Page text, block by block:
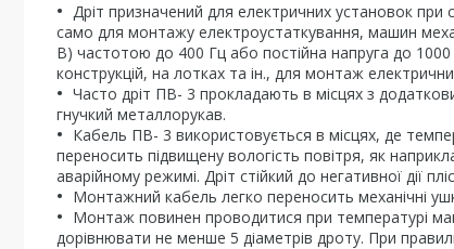
Дріт призначений для електричних установок при
само для монтажу електроустаткування, машин
В) частотою до 400 Гц або постійна напруга до
конструкцій, на лотках та ін., для монтаж
Часто дріт ПВ- 3 прокладають в місцях з
гнучкий металлорукав.
Кабель ПВ- 3 використовується в місцях, де
переносить підвищену вологість повітря, як
аварійному режимі. Дріт стійкий до негативної дії
Монтажний кабель легко переносить механічні
Монтаж повинен проводитися при температурі
дорівнювати не менше 5 діаметрів дроту. При